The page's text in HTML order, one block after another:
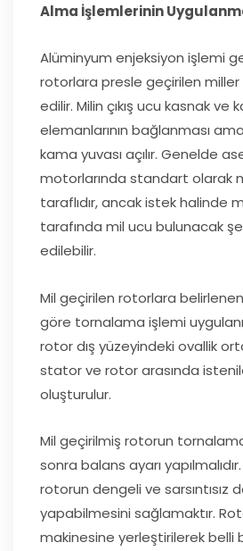
Alma İşlemlerinin
Alüminyum enjeksiyon işlemi
rotorlara presle geçirilen
edilir. Milin çıkış ucu kasnak
elemanlarının bağlanması
kama yuvası açılır. Genelde
motorlarında standart olarak
taraflıdır, ancak istek halinde
tarafında mil ucu bulunacak
edilebilir.
Mil geçirilen rotorlara
göre tornalama işlemi
rotor dış yüzeyindeki ovallik
stator ve rotor arasında
oluşturulur.
Mil geçirilmiş rotorun
sonra balans ayarı
rotorun dengeli ve sarsıntısız
yapabilmesini sağlamaktır.
makinesine yerleştirilerek belli